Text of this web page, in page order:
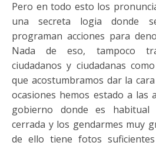
Pero en todo esto los
una secreta logia donde
programan acciones para
Nada de eso, tampoco
ciudadanos y ciudadanas
que acostumbramos dar la
ocasiones hemos estado a las
gobierno donde es
cerrada y los gendarmes muy
de ello tiene fotos